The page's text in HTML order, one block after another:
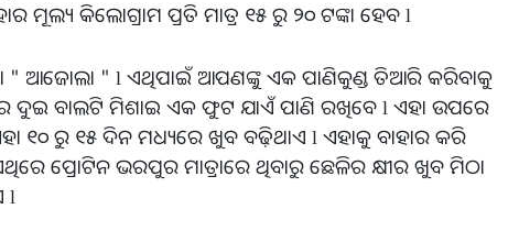
ମୂଲ୍ୟ କିଲୋଗ୍ରାମ ପ୍ରତି ମାତ୍ର ୧୫ ରୁ ୨୦ ଟଙ୍କା ହେବ l
" ଆଜୋଲା " l ଏଥିପାଇଁ ଆପଣଙ୍କୁ ଏକ ପାଣିକୁଣ୍ଡ ତିଆରି କରିବାକୁ
ଦୁଇ ବାଲଟି ମିଶାଇ ଏକ ଫୁଟ ଯାଏଁ ପାଣି ରଖିବେ l ଏହା ଉପରେ
୧୦ ରୁ ୧୫ ଦିନ ମଧ୍ୟରେ ଖୁବ ବଢ଼ିଥାଏ l ଏହାକୁ ବାହାର କରି
ପ୍ରୋଟିନ ଭରପୁର ମାତ୍ରାରେ ଥିବାରୁ ଛେଳିର କ୍ଷୀର ଖୁବ ମିଠା
l